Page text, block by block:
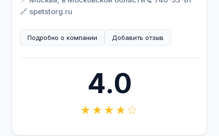
🔗 spetstorg.ru
Подробно о компании Добавить отзыв
4.0
★★★★☆